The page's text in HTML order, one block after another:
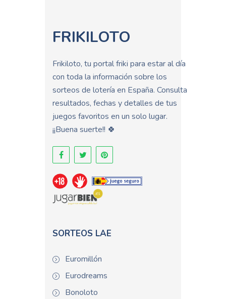
FRIKILOTO
Frikiloto, tu portal friki para estar al día
con toda la información sobre los
sorteos de lotería en España. Consulta
resultados, fechas y detalles de tus
juegos favoritos en un solo lugar.
¡¡Buena suerte!! 🍀
SORTEOS LAE
Euromillón
Eurodreams
Bonoloto